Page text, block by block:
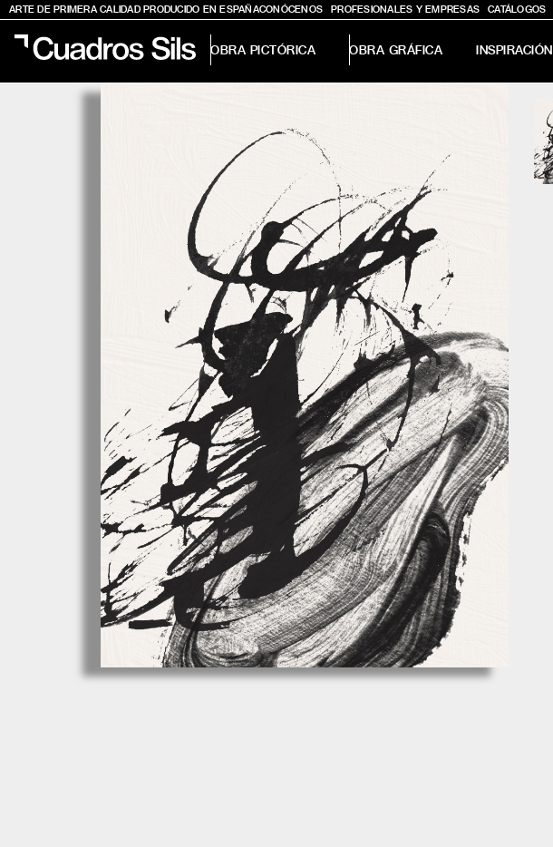
ARTE DE PRIMERA CALIDAD PRODUCIDO EN ESPAÑACONÓCENOS PROFESIONALES Y EMPRESAS CATÁLOGOS
OBRA PICTÓRICA OBRA GRÁFICA INSPIRACIÓN
Obra Pictórica